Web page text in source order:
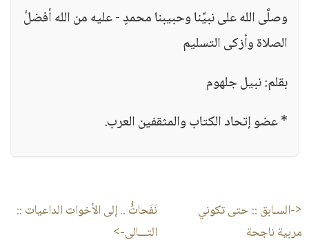
وصلَّى الله على نبيِّنا وحبيبنا محمدٍ - عليه من الله أفضلُ
الصلاة وأزكى التسليم
بقلم: نبيل جلهوم
* عضو إتحاد الكتاب والمثقفين العرب.
<-السـابق :: حتى تكوني
مربية ناجحة
نَفَحاتُُ .. إلى الأخوات الداعيات ::
التـــالى->